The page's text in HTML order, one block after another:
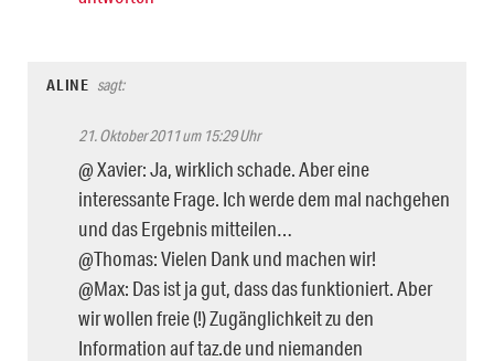
ALINE sagt:
21. Oktober 2011 um 15:29 Uhr
@ Xavier: Ja, wirklich schade. Aber eine
interessante Frage. Ich werde dem mal nachgehen
und das Ergebnis mitteilen…
@Thomas: Vielen Dank und machen wir!
@Max: Das ist ja gut, dass das funktioniert. Aber
wir wollen freie (!) Zugänglichkeit zu den
Information auf taz.de und niemanden